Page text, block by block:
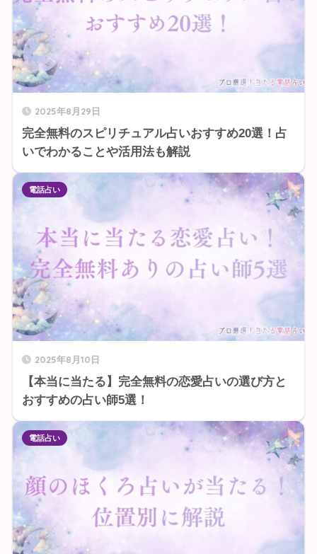
2025年8月29日
完全無料のスピリチュアル占いおすすめ20選！占
いでわかることや活用法も解説
2025年8月10日
【本当に当たる】完全無料の恋愛占いの選び方と
おすすめの占い師5選！
電話占い
電話占い